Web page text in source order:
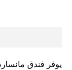
يوفر فندق